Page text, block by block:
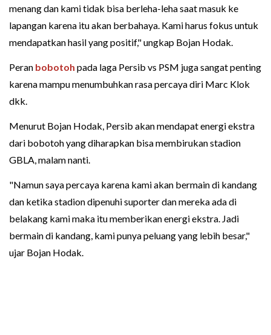
menang dan kami tidak bisa berleha-leha saat masuk ke
lapangan karena itu akan berbahaya. Kami harus fokus untuk
mendapatkan hasil yang positif," ungkap Bojan Hodak.
Peran bobotoh pada laga Persib vs PSM juga sangat penting
karena mampu menumbuhkan rasa percaya diri Marc Klok
dkk.
Menurut Bojan Hodak, Persib akan mendapat energi ekstra
dari bobotoh yang diharapkan bisa membirukan stadion
GBLA, malam nanti.
"Namun saya percaya karena kami akan bermain di kandang
dan ketika stadion dipenuhi suporter dan mereka ada di
belakang kami maka itu memberikan energi ekstra. Jadi
bermain di kandang, kami punya peluang yang lebih besar,"
ujar Bojan Hodak.